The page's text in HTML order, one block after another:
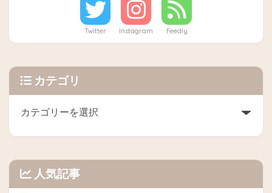
Twitter Instagram Feedly
カテゴリ
人気記事